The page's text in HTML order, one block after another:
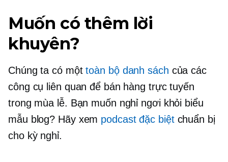
Muốn có thêm lời
khuyên?
Chúng ta có mộttoàn bộ danh sách của các
công cụ liên quan để bán hàng trực tuyến
trong mùa lễ. Bạn muốn nghỉ ngơi khỏi biểu
mẫu blog? Hãy xem podcast đặc biệtchuẩn bị
cho kỳ nghỉ.